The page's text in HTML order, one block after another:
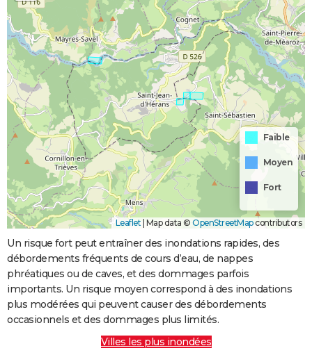
Faible
Moyen
Fort
Leaflet Map data © OpenStreetMapcontributors
Un risque fort peut entraîner des inondations rapides, des
débordements fréquents de cours d’eau, de nappes
phréatiques ou de caves, et des dommages parfois
importants. Un risque moyen correspond à des inondations
plus modérées qui peuvent causer des débordements
occasionnels et des dommages plus limités.
Villes les plus inondées